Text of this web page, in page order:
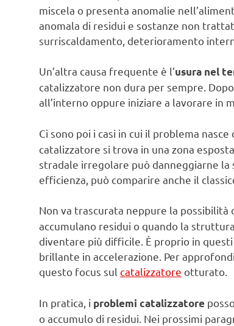
miscela o presenta anomalie
anomala di residui e sostanze non
surriscaldamento, deterioramento
Un’altra causa frequente è l’usura nel
catalizzatore non dura per sempre.
all’interno oppure iniziare a lavorare in
Ci sono poi i casi in cui il problema nasce
catalizzatore si trova in una zona
stradale irregolare può danneggiarne
efficienza, può comparire anche il
Non va trascurata neppure la possibilità
accumulano residui o quando la
diventare più difficile. È proprio in
brillante in accelerazione. Per
questo focus sul catalizzatore otturato.
In pratica, i problemi catalizzatore
o accumulo di residui. Nei prossimi